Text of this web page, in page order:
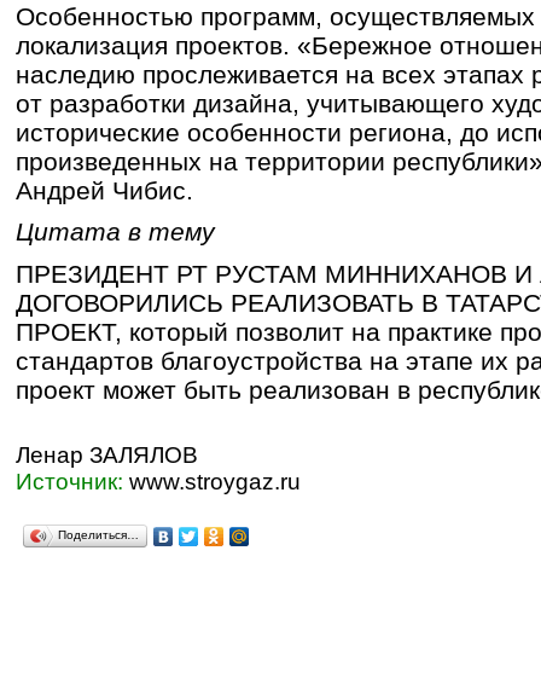
Особенностью программ, осуществляемых
локализация проектов. «Бережное
наследию прослеживается на всех
от разработки дизайна, учитывающего
исторические особенности региона, до
произведенных на территории
Андрей Чибис.
Цитата в тему
ПРЕЗИДЕНТ РТ РУСТАМ МИННИХАНОВ
ДОГОВОРИЛИСЬ РЕАЛИЗОВАТЬ В
ПРОЕКТ, который позволит на практике
стандартов благоустройства на этапе их
проект может быть реализован в
Ленар ЗАЛЯЛОВ
Источник: www.stroygaz.ru
Поделиться…